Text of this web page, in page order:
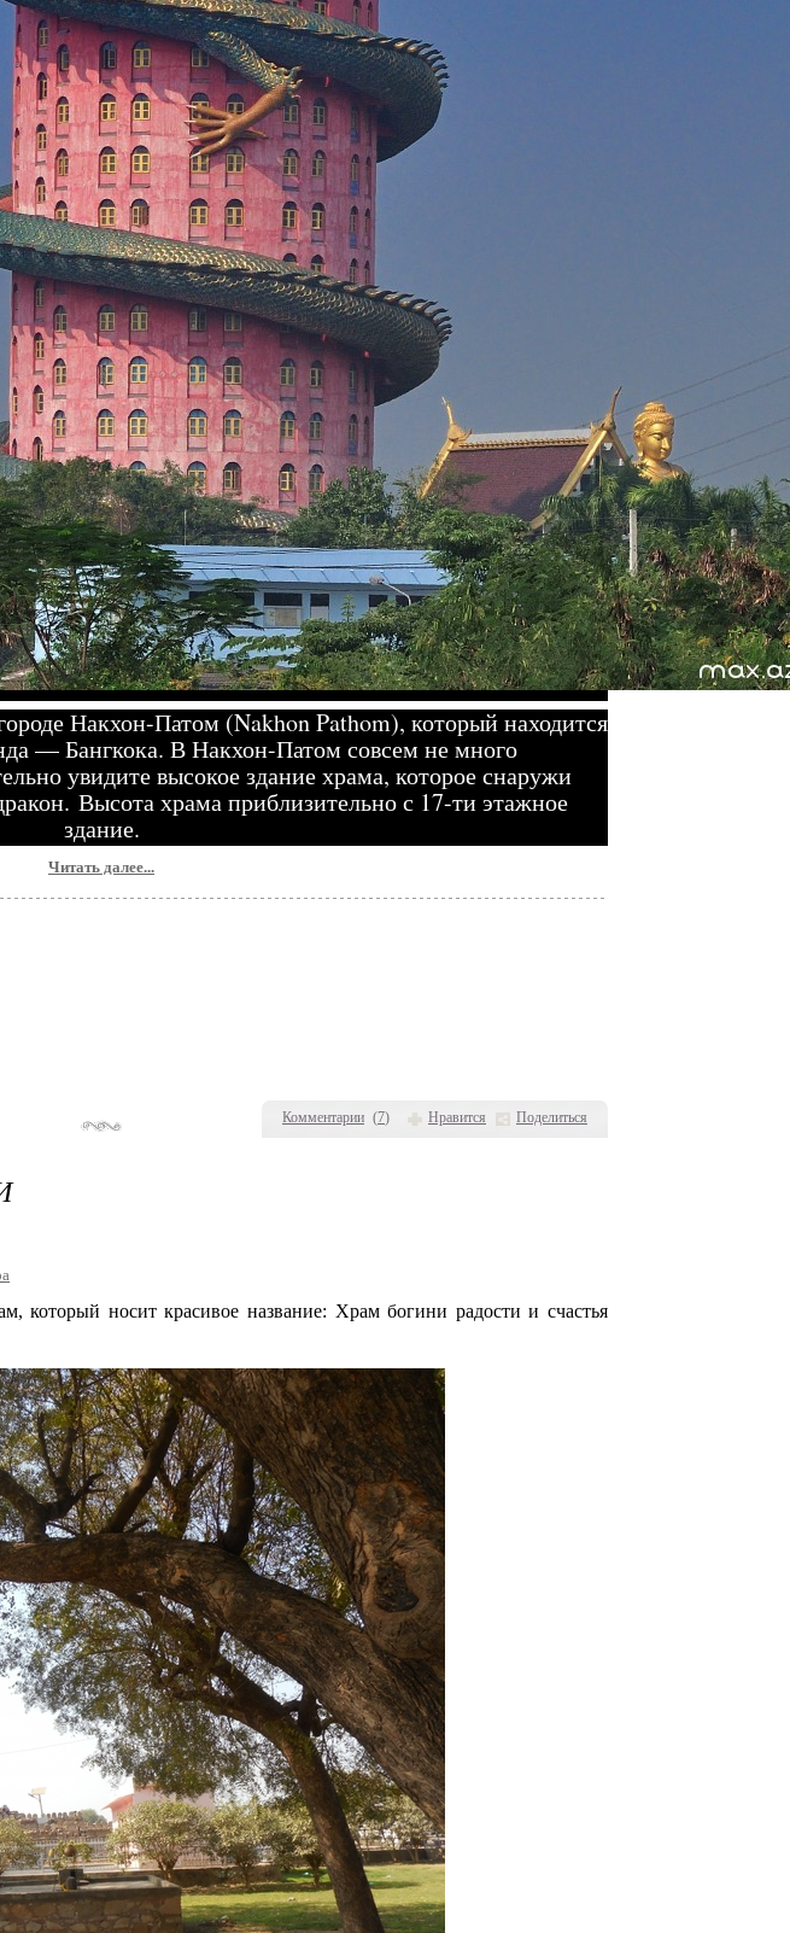
Комментарии (7) Нравится Поделиться
Накхон-Патом (Nakhon Pathom), который находится
— Бангкока. В Накхон-Патом совсем не много
увидите высокое здание храма, которое снаружи
Высота храма приблизительно с 17-ти этажное
здание.
Читать далее...
который носит красивое название: Храм богини радости и счастья